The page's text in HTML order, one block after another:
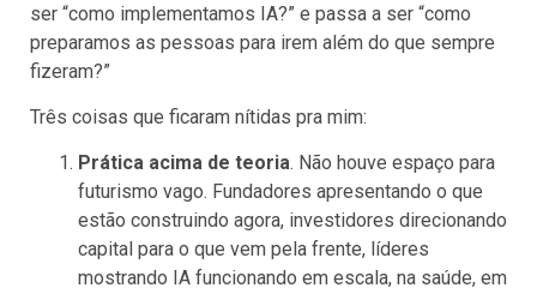
ser “como implementamos IA?” e passa a ser “como
preparamos as pessoas para irem além do que sempre
fizeram?”
Três coisas que ficaram nítidas pra mim:
Prática acima de teoria. Não houve espaço para
futurismo vago. Fundadores apresentando o que
estão construindo agora, investidores direcionando
capital para o que vem pela frente, líderes
mostrando IA funcionando em escala, na saúde, em